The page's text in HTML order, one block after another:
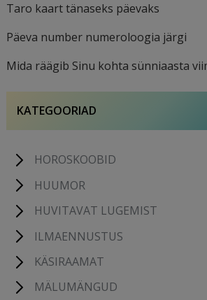
Taro kaart tänaseks päevaks
Päeva number numeroloogia järgi
Mida räägib Sinu kohta sünniaasta
KATEGOORIAD
HOROSKOOBID
HUUMOR
HUVITAVAT LUGEMIST
ILMAENNUSTUS
KÄSIRAAMAT
MÄLUMÄNGUD